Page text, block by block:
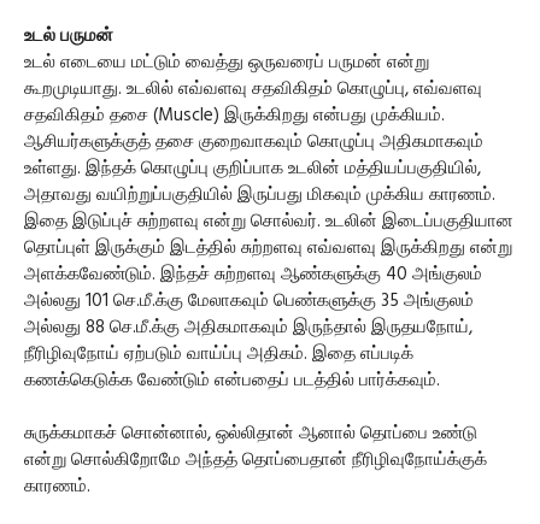
உடல் பருமன்
உடல் எடையை மட்டும் வைத்து ஒருவரைப் பருமன் என்று
கூறமுடியாது. உடலில் எவ்வளவு சதவிகிதம் கொழுப்பு, எவ்வளவு
சதவிகிதம் தசை (Muscle) இருக்கிறது என்பது முக்கியம்.
ஆசியர்களுக்குத் தசை குறைவாகவும் கொழுப்பு அதிகமாகவும்
உள்ளது. இந்தக் கொழுப்பு குறிப்பாக உடலின் மத்தியப்பகுதியில்,
அதாவது வயிற்றுப்பகுதியில் இருப்பது மிகவும் முக்கிய காரணம்.
இதை இடுப்புச் சுற்றளவு என்று சொல்வர். உடலின் இடைப்பகுதியான
தொப்புள் இருக்கும் இடத்தில் சுற்றளவு எவ்வளவு இருக்கிறது என்று
அளக்கவேண்டும். இந்தச் சுற்றளவு ஆண்களுக்கு 40 அங்குலம்
அல்லது 101 செ.மீ.க்கு மேலாகவும் பெண்களுக்கு 35 அங்குலம்
அல்லது 88 செ.மீ.க்கு அதிகமாகவும் இருந்தால் இருதயநோய்,
நீரிழிவுநோய் ஏற்படும் வாய்ப்பு அதிகம். இதை எப்படிக்
கணக்கெடுக்க வேண்டும் என்பதைப் படத்தில் பார்க்கவும்.
சுருக்கமாகச் சொன்னால், ஒல்லிதான் ஆனால் தொப்பை உண்டு
என்று சொல்கிறோமே அந்தத் தொப்பைதான் நீரிழிவுநோய்க்குக்
காரணம்.